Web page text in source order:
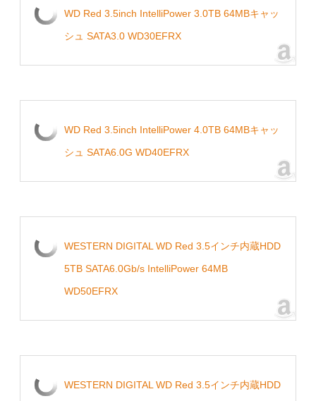
WD Red 3.5inch IntelliPower 3.0TB 64MBキャッ
シュ SATA3.0 WD30EFRX
WD Red 3.5inch IntelliPower 4.0TB 64MBキャッ
シュ SATA6.0G WD40EFRX
WESTERN DIGITAL WD Red 3.5インチ内蔵HDD
5TB SATA6.0Gb/s IntelliPower 64MB
WD50EFRX
WESTERN DIGITAL WD Red 3.5インチ内蔵HDD